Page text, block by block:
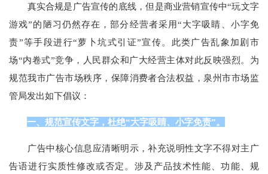
真实合规是广告宣传的底线，但是商业营销宣传中“玩文字
游戏”的陋习仍然存在，部分经营者采用“大字吸睛、小字免
责”等手段进行“萝卜坑式引证”宣传。此类广告乱象加剧市
场“内卷式”竞争，人民群众和广大经营主体对此反映强烈。为
规范我市广告市场秩序，保障消费者合法权益，泉州市市场监
管局发出如下倡议：
一、规范宣传文字，杜绝“大字吸睛、小字免责”。
广告中核心信息应清晰明示，补充说明性文字不得对主广
告语进行实质性修改或否定。涉及产品技术性能、功能、规